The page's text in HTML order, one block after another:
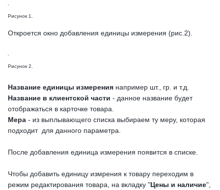
Рисунок 1.
Откроется окно добавления единицы измерения (рис.2).
Рисунок 2.
Название единицы измерения например шт., гр. и т.д.
Название в клиентской части - данное название будет
отображаться в карточке товара.
Мера - из выплывающего списка выбираем ту меру, которая
подходит для данного параметра.
После добавления единица измерения появится в списке.
Чтобы добавить единицу измрения к товару переходим в
режим редактирования товара, на вкладку "Цены и наличие",